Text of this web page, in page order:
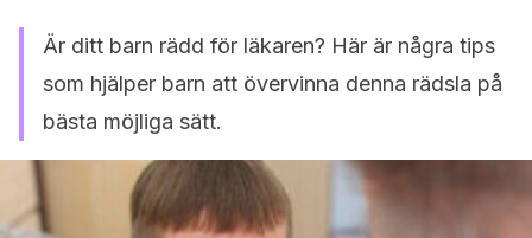
Är ditt barn rädd för läkaren? Här är några tips
som hjälper barn att övervinna denna rädsla på
bästa möjliga sätt.